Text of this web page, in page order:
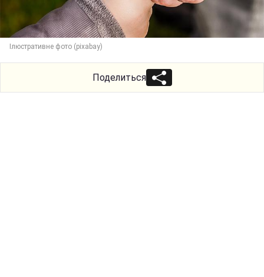
Ілюстративне фото (pixabay)
Поделиться